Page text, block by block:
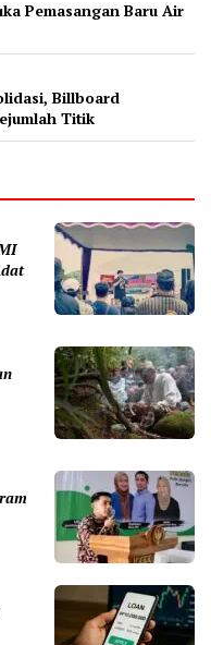
Pemasangan Baru Air
Billboard
Titik